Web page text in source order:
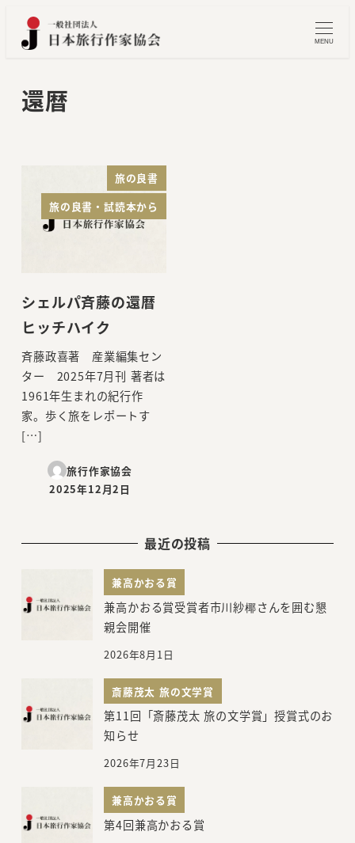
MENU
還暦
旅の良書
旅の良書・試読本から
シェルパ斉藤の還暦
ヒッチハイク
斉藤政喜著 産業編集セン
ター 2025年7月刊 著者は
1961年生まれの紀行作
家。歩く旅をレポートす
[…]
旅行作家協会
投稿日
2025年12月2日
最近の投稿
兼高かおる賞
兼高かおる賞受賞者市川紗椰さんを囲む懇
親会開催
2026年8月1日
斎藤茂太 旅の文学賞
第11回「斎藤茂太 旅の文学賞」授賞式のお
知らせ
2026年7月23日
兼高かおる賞
第4回兼高かおる賞